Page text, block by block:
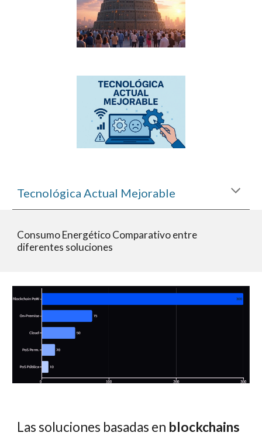
Tecnológica Actual Mejorable
Consumo Energético Comparativo entre
diferentes soluciones
Las soluciones basadas en blockchains